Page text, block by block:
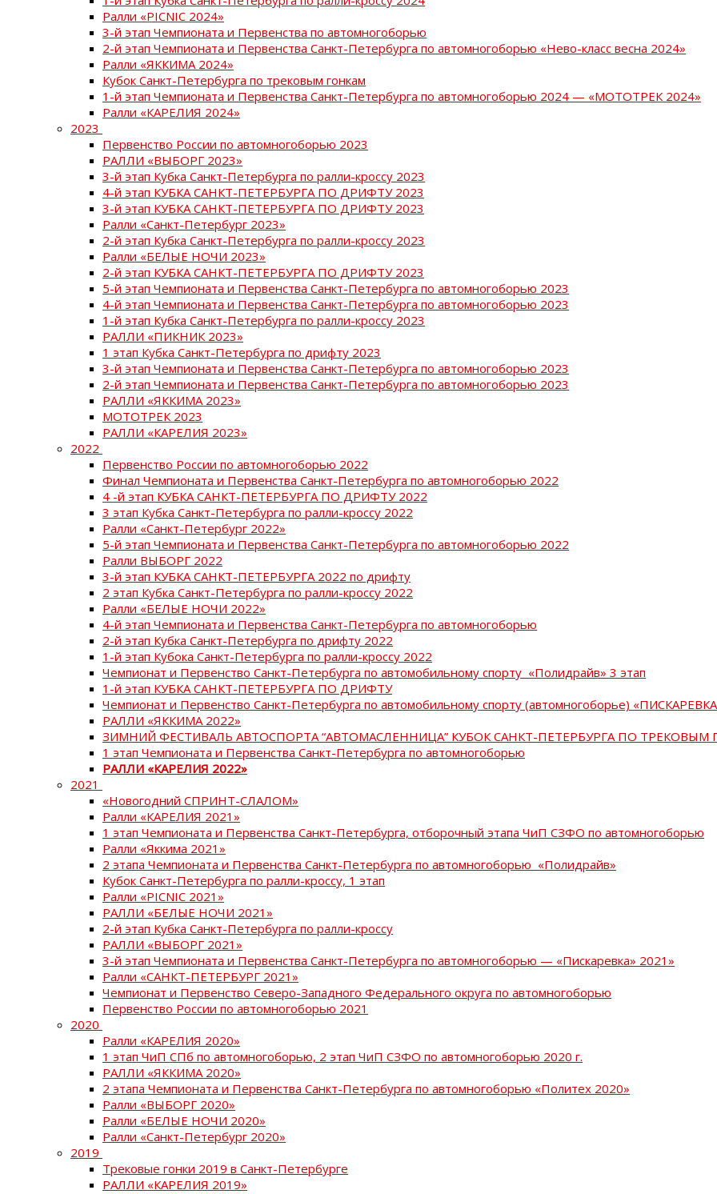
Ралли «PICNIC 2024»
3-й этап Чемпионата и Первенства по автомногоборью
2-й этап Чемпионата и Первенства Санкт-Петербурга по автомногоборью «Нево-класс весна 2024»
Ралли «ЯККИМА 2024»
Кубок Санкт-Петербурга по трековым гонкам
1-й этап Чемпионата и Первенства Санкт-Петербурга по автомногоборью 2024 — «МОТОТРЕК 2024»
Ралли «КАРЕЛИЯ 2024»
2023
Первенство России по автомногоборью 2023
РАЛЛИ «ВЫБОРГ 2023»
3-й этап Кубка Санкт-Петербурга по ралли-кроссу 2023
4-й этап КУБКА САНКТ-ПЕТЕРБУРГА ПО ДРИФТУ 2023
3-й этап КУБКА САНКТ-ПЕТЕРБУРГА ПО ДРИФТУ 2023
Ралли «Санкт-Петербург 2023»
2-й этап Кубка Санкт-Петербурга по ралли-кроссу 2023
Ралли «БЕЛЫЕ НОЧИ 2023»
2-й этап КУБКА САНКТ-ПЕТЕРБУРГА ПО ДРИФТУ 2023
5-й этап Чемпионата и Первенства Санкт-Петербурга по автомногоборью 2023
4-й этап Чемпионата и Первенства Санкт-Петербурга по автомногоборью 2023
1-й этап Кубка Санкт-Петербурга по ралли-кроссу 2023
РАЛЛИ «ПИКНИК 2023»
1 этап Кубка Санкт-Петербурга по дрифту 2023
3-й этап Чемпионата и Первенства Санкт-Петербурга по автомногоборью 2023
2-й этап Чемпионата и Первенства Санкт-Петербурга по автомногоборью 2023
РАЛЛИ «ЯККИМА 2023»
МОТОТРЕК 2023
РАЛЛИ «КАРЕЛИЯ 2023»
2022
Первенство России по автомногоборью 2022
Финал Чемпионата и Первенства Санкт-Петербурга по автомногоборью 2022
4 -й этап КУБКА САНКТ-ПЕТЕРБУРГА ПО ДРИФТУ 2022
3 этап Кубка Санкт-Петербурга по ралли-кроссу 2022
Ралли «Санкт-Петербург 2022»
5-й этап Чемпионата и Первенства Санкт-Петербурга по автомногоборью 2022
Ралли ВЫБОРГ 2022
3-й этап КУБКА САНКТ-ПЕТЕРБУРГА 2022 по дрифту
2 этап Кубка Санкт-Петербурга по ралли-кроссу 2022
Ралли «БЕЛЫЕ НОЧИ 2022»
4-й этап Чемпионата и Первенства Санкт-Петербурга по автомногоборью
2-й этап Кубка Санкт-Петербурга по дрифту 2022
1-й этап Кубока Санкт-Петербурга по ралли-кроссу 2022
Чемпионат и Первенство Санкт-Петербурга по автомобильному спорту «Полидрайв» 3 этап
1-й этап КУБКА САНКТ-ПЕТЕРБУРГА ПО ДРИФТУ
Чемпионат и Первенство Санкт-Петербурга по автомобильному спорту (автомногоборье)
РАЛЛИ «ЯККИМА 2022»
ЗИМНИЙ ФЕСТИВАЛЬ АВТОСПОРТА “АВТОМАСЛЕННИЦА” КУБОК САНКТ-ПЕТЕРБУРГА ПО ТРЕКОВЫМ
1 этап Чемпионата и Первенства Санкт-Петербурга по автомногоборью
РАЛЛИ «КАРЕЛИЯ 2022»
2021
«Новогодний СПРИНТ-СЛАЛОМ»
Ралли «КАРЕЛИЯ 2021»
1 этап Чемпионата и Первенства Санкт-Петербурга, отборочный этапа ЧиП СЗФО по автомногоборью
Ралли «Яккима 2021»
2 этапа Чемпионата и Первенства Санкт-Петербурга по автомногоборью «Полидрайв»
Кубок Санкт-Петербурга по ралли-кроссу, 1 этап
Ралли «PICNIC 2021»
РАЛЛИ «БЕЛЫЕ НОЧИ 2021»
2-й этап Кубка Санкт-Петербурга по ралли-кроссу
РАЛЛИ «ВЫБОРГ 2021»
3-й этап Чемпионата и Первенства Санкт-Петербурга по автомногоборью — «Пискаревка» 2021»
Ралли «САНКТ-ПЕТЕРБУРГ 2021»
Чемпионат и Первенство Северо-Западного Федерального округа по автомногоборью
Первенство России по автомногоборью 2021
2020
Ралли «КАРЕЛИЯ 2020»
1 этап ЧиП СПб по автомногоборью, 2 этап ЧиП СЗФО по автомногоборью 2020 г.
РАЛЛИ «ЯККИМА 2020»
2 этапа Чемпионата и Первенства Санкт-Петербурга по автомногоборью «Политех 2020»
Ралли «ВЫБОРГ 2020»
Ралли «БЕЛЫЕ НОЧИ 2020»
Ралли «Санкт-Петербург 2020»
2019
Трековые гонки 2019 в Санкт-Петербурге
РАЛЛИ «КАРЕЛИЯ 2019»